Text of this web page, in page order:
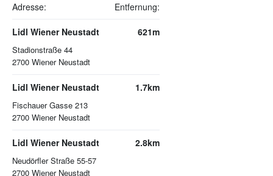
Adresse: Entfernung:
Lidl Wiener Neustadt
Stadionstraße 44
2700 Wiener Neustadt
621m
Lidl Wiener Neustadt
Fischauer Gasse 213
2700 Wiener Neustadt
1.7km
Lidl Wiener Neustadt
Neudörfler Straße 55-57
2700 Wiener Neustadt
2.8km